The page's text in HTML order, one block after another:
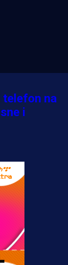
na
i